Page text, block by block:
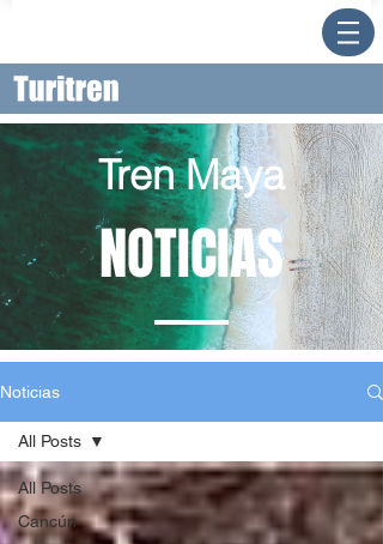
Tren Maya
NOTICIAS
Noticias
All Posts
Cancún
All Posts